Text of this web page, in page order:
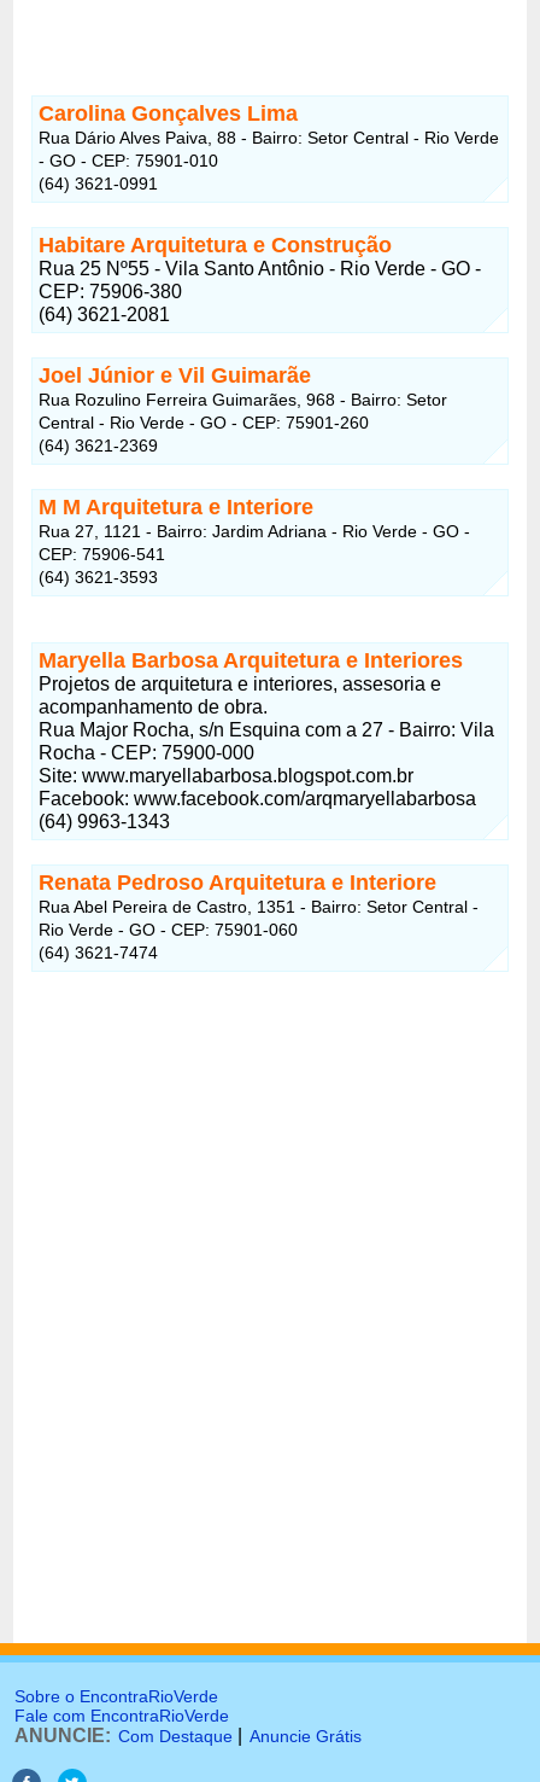
Carolina Gonçalves Lima
Rua Dário Alves Paiva, 88 - Bairro: Setor Central - Rio Verde
- GO - CEP: 75901-010
(64) 3621-0991
Habitare Arquitetura e Construção
Rua 25 Nº55 - Vila Santo Antônio - Rio Verde - GO -
CEP: 75906-380
(64) 3621-2081
Joel Júnior e Vil Guimarãe
Rua Rozulino Ferreira Guimarães, 968 - Bairro: Setor
Central - Rio Verde - GO - CEP: 75901-260
(64) 3621-2369
M M Arquitetura e Interiore
Rua 27, 1121 - Bairro: Jardim Adriana - Rio Verde - GO -
CEP: 75906-541
(64) 3621-3593
Maryella Barbosa Arquitetura e Interiores
Projetos de arquitetura e interiores, assesoria e
acompanhamento de obra.
Rua Major Rocha, s/n Esquina com a 27 - Bairro: Vila
Rocha - CEP: 75900-000
Site: www.maryellabarbosa.blogspot.com.br
Facebook: www.facebook.com/arqmaryellabarbosa
(64) 9963-1343
Renata Pedroso Arquitetura e Interiore
Rua Abel Pereira de Castro, 1351 - Bairro: Setor Central -
Rio Verde - GO - CEP: 75901-060
(64) 3621-7474
Sobre o EncontraRioVerde
Fale com EncontraRioVerde
ANUNCIE: Com Destaque Anuncie Grátis